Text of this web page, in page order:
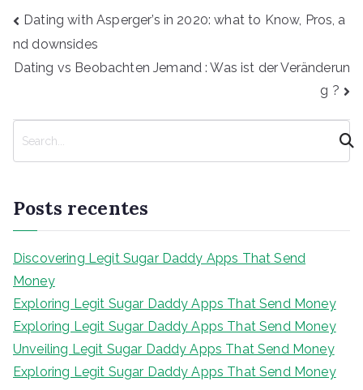
Navegação
Post
Dating with Asperger’s in 2020: what to Know, Pros, a
nd downsides
Dating vs Beobachten Jemand : Was ist der Veränderun
g ?
u
i
s
r
Posts recentes
Discovering Legit Sugar Daddy Apps That Send
Money
Exploring Legit Sugar Daddy Apps That Send Money
Exploring Legit Sugar Daddy Apps That Send Money
Unveiling Legit Sugar Daddy Apps That Send Money
Exploring Legit Sugar Daddy Apps That Send Money